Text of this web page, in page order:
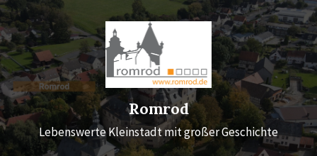
Skip
to
content
Skip
to
main
navigation
Skip
to
footer
Romrod
Lebenswerte Kleinstadt mit großer Geschichte